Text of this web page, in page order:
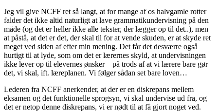
Jeg vil give NCFF ret så langt, at for mange af os halvgamle rotter
falder det ikke altid naturligt at lave grammatikundervisning på den
måde (og det er heller ikke alle tekster, der lægger op til det..), men
at påstå, at det er det, der skal til for at vende skuden, er at skyde ret
meget ved siden af efter min mening. Det får det desværre også
hurtigt til at lyde, som om det er lærernes skyld, at undervisningen
ikke lever op til elevernes ønsker – på trods af at vi lærere bare gør
det, vi skal, ift. læreplanen. Vi følger sådan set bare loven…
Lederen fra NCFF anerkender, at der er en diskrepans mellem
eksamen og det funktionelle sprogsyn, vi skal undervise ud fra, og
det er netop denne diskrepans, vi er nødt til at få gjort noget ved.